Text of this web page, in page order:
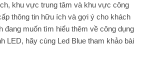
khu vực trung tâm và khu vực công
thông tin hữu ích và gợi ý cho khách
đang muốn tìm hiểu thêm về công dụng
LED, hãy cùng Led Blue tham khảo bài